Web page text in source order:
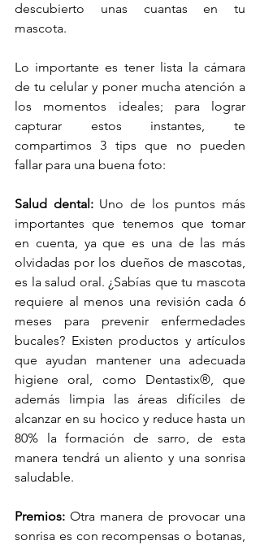
descubierto unas cuantas en tu
mascota.
Lo importante es tener lista la cámara
de tu celular y poner mucha atención a
los momentos ideales; para lograr
capturar estos instantes, te
compartimos 3 tips que no pueden
fallar para una buena foto:
Salud dental: Uno de los puntos más
importantes que tenemos que tomar
en cuenta, ya que es una de las más
olvidadas por los dueños de mascotas,
es la salud oral. ¿Sabías que tu mascota
requiere al menos una revisión cada 6
meses para prevenir enfermedades
bucales? Existen productos y artículos
que ayudan mantener una adecuada
higiene oral, como Dentastix®, que
además limpia las áreas difíciles de
alcanzar en su hocico y reduce hasta un
80% la formación de sarro, de esta
manera tendrá un aliento y una sonrisa
saludable.
Premios: Otra manera de provocar una
sonrisa es con recompensas o botanas,